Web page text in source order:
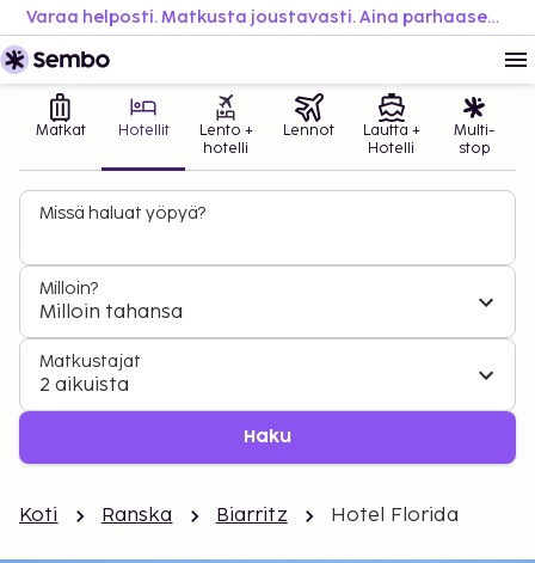
Varaa helposti. Matkusta joustavasti. Aina parhaaseen hintaan.
Matkat Hotellit
Lento +
hotelli
Lennot
Lautta +
Hotelli
Multi-
stop
Missä haluat yöpyä?
Milloin?
Milloin tahansa
Matkustajat
2 aikuista
Haku
Koti Ranska Biarritz Hotel Florida